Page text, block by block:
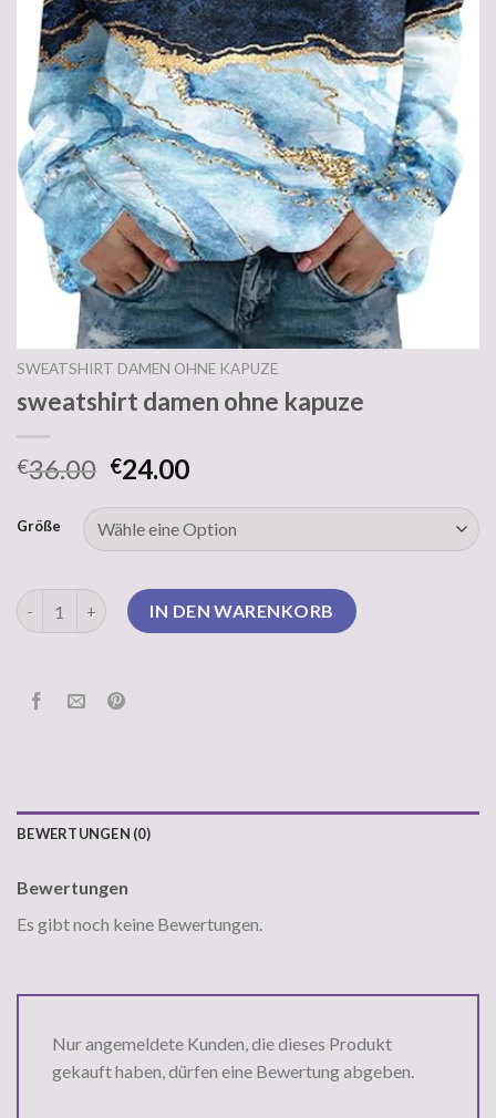
SWEATSHIRT DAMEN OHNE KAPUZE
sweatshirt damen ohne kapuze
€36.00 €24.00
Größe
sweatshirt damen ohne kapuze Menge
IN DEN WARENKORB
BEWERTUNGEN (0)
Bewertungen
Es gibt noch keine Bewertungen.
Nur angemeldete Kunden, die dieses Produkt
gekauft haben, dürfen eine Bewertung abgeben.